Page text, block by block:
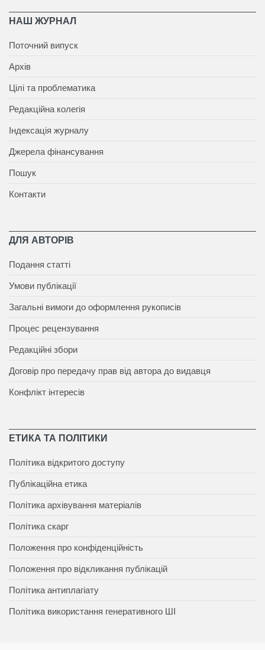
НАШ ЖУРНАЛ
Поточний випуск
Архів
Цілі та проблематика
Редакційна колегія
Індексація журналу
Джерела фінансування
Пошук
Контакти
ДЛЯ АВТОРІВ
Подання статті
Умови публікації
Загальні вимоги до оформлення рукописів
Процес рецензування
Редакційні збори
Договір про передачу прав від автора до видавця
Конфлікт інтересів
ЕТИКА ТА ПОЛІТИКИ
Політика відкритого доступу
Публікаційна етика
Політика архівування матеріалів
Політика скарг
Положення про конфіденційність
Положення про відкликання публікацій
Політика антиплагіату
Політика використання генеративного ШІ